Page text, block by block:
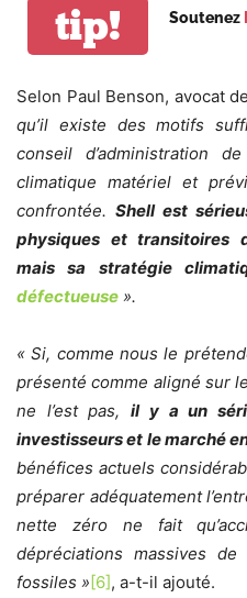
tip! Soutenez
Selon Paul Benson, avocat
qu’il existe des motifs
conseil d’administration
climatique matériel et
confrontée. Shell est
physiques et transitoires
mais sa stratégie
défectueuse ».
« Si, comme nous le
présenté comme aligné sur
ne l’est pas,il y a un
investisseurs et le marché
bénéfices actuels
préparer adéquatement
nette zéro ne fait
dépréciations massives
fossiles » [6], a-t-il ajouté.